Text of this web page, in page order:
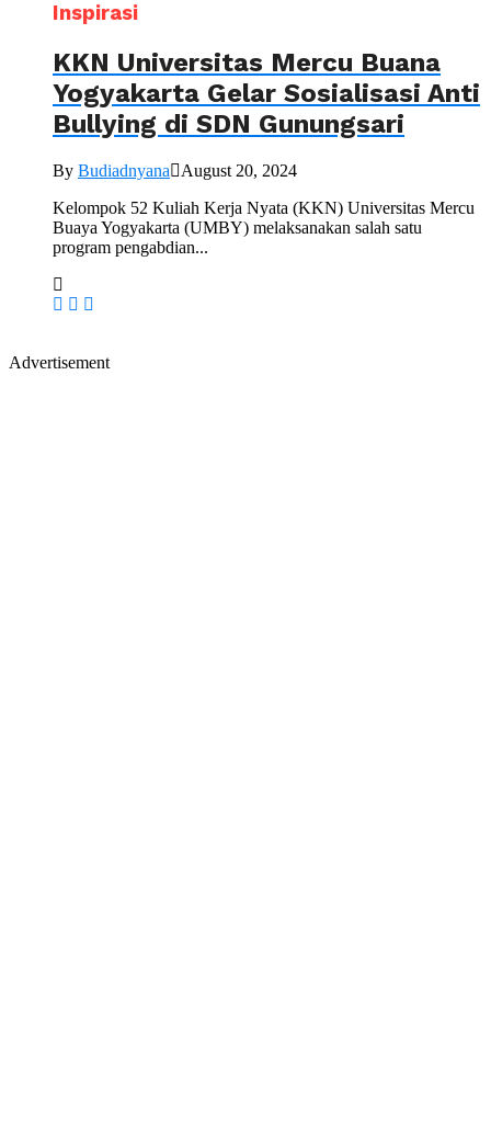
Inspirasi
KKN Universitas Mercu Buana
Yogyakarta Gelar Sosialisasi Anti
Bullying di SDN Gunungsari
By Budiadnyana
August 20, 2024
Kelompok 52 Kuliah Kerja Nyata (KKN) Universitas Mercu
Buaya Yogyakarta (UMBY) melaksanakan salah satu
program pengabdian...
Advertisement